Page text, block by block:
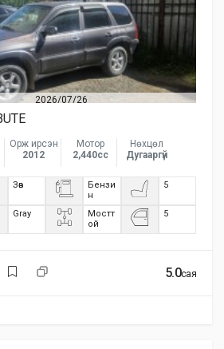
2026/07/26
Орж ирсэн
2012
Мотор
2,440сс
Нөхцөл
Дугааргүй
Зөв
Бензи
н
5
Gray
Мостт
ой
5
5.0сая